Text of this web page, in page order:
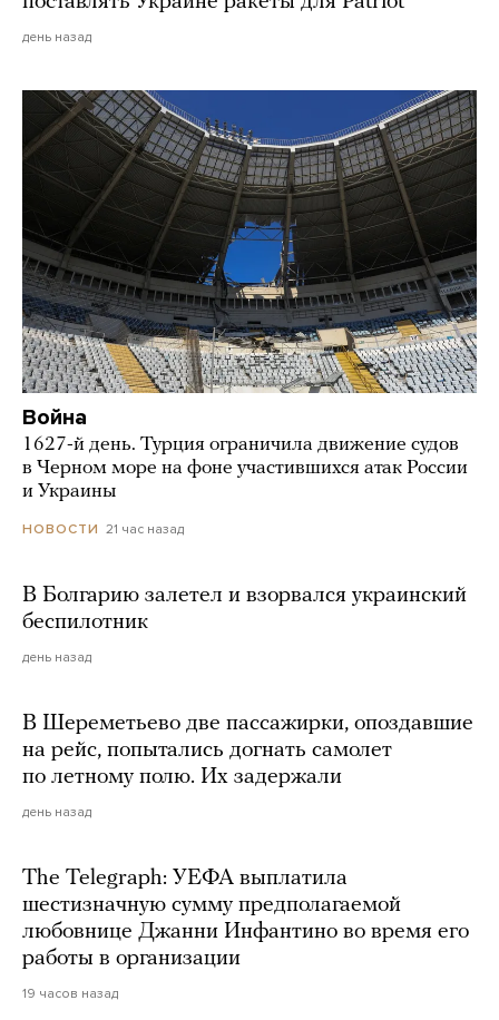
день назад
Война
1627-й день. Турция ограничила движение судов
в Черном море на фоне участившихся атак России
и Украины
НОВОСТИ 21 час назад
В Болгарию залетел и взорвался украинский
беспилотник
день назад
В Шереметьево две пассажирки, опоздавшие
на рейс, попытались догнать самолет
по летному полю. Их задержали
день назад
The Telegraph: УЕФА выплатила
шестизначную сумму предполагаемой
любовнице Джанни Инфантино во время его
работы в организации
19 часов назад